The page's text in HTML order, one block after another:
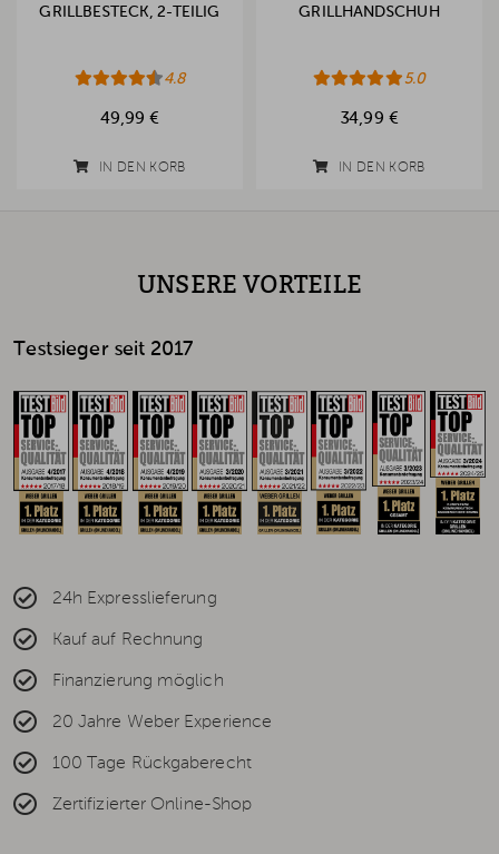
GRILLBESTECK, 2-TEILIG
4.8
49,99 €
IN DEN KORB
GRILLHANDSCHUH
5.0
34,99 €
IN DEN KORB
UNSERE VORTEILE
Testsieger seit 2017
24h Expresslieferung
Kauf auf Rechnung
Finanzierung möglich
20 Jahre Weber Experience
100 Tage Rückgaberecht
Zertifizierter Online-Shop